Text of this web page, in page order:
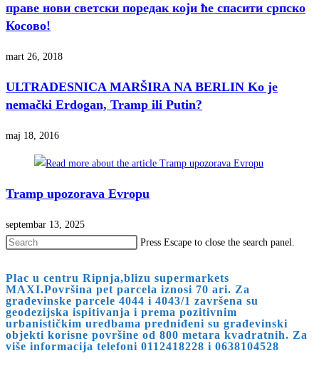
праве нови светски поредак који ће спасити српско
Косово!
mart 26, 2018
ULTRADESNICA MARŠIRA NA BERLIN Ko je
nemački Erdogan, Tramp ili Putin?
maj 18, 2016
Tramp upozorava Evropu
septembar 13, 2025
Press Escape to close the search panel.
Plac u centru Ripnja,blizu supermarkets
MAXI.Površina pet parcela iznosi 70 ari. Za
građevinske parcele 4044 i 4043/1 završena su
geodezijska ispitivanja i prema pozitivnim
urbanističkim uredbama predniđeni su građevinski
objekti korisne površine od 800 metara kvadratnih. Za
više informacija telefoni 0112418228 i 0638104528